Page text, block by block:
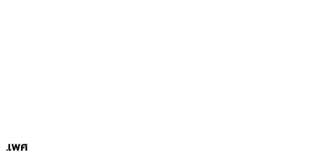
.เพศ